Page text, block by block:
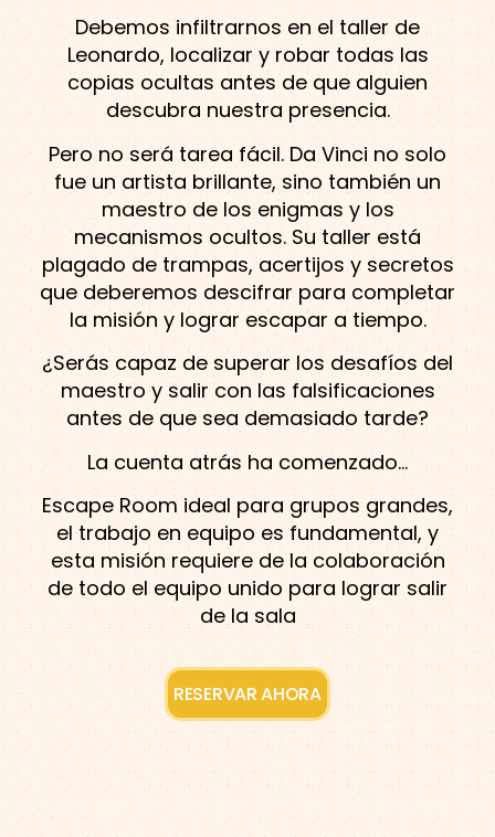
Debemos infiltrarnos en el taller de
Leonardo, localizar y robar todas las
copias ocultas antes de que alguien
descubra nuestra presencia.
Pero no será tarea fácil. Da Vinci no solo
fue un artista brillante, sino también un
maestro de los enigmas y los
mecanismos ocultos. Su taller está
plagado de trampas, acertijos y secretos
que deberemos descifrar para completar
la misión y lograr escapar a tiempo.
¿Serás capaz de superar los desafíos del
maestro y salir con las falsificaciones
antes de que sea demasiado tarde?
La cuenta atrás ha comenzado…
Escape Room ideal para grupos grandes,
el trabajo en equipo es fundamental, y
esta misión requiere de la colaboración
de todo el equipo unido para lograr salir
de la sala
RESERVAR AHORA